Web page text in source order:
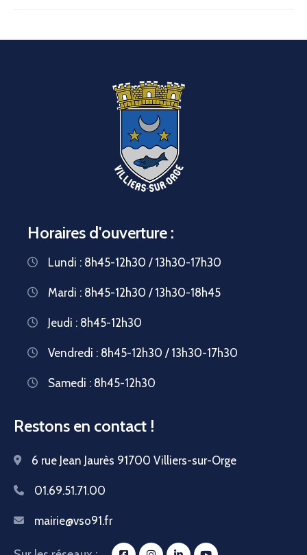
Horaires d'ouverture :
Lundi : 8h45-12h30 / 13h30-17h30
Mardi : 8h45-12h30 / 13h30-18h45
Jeudi : 8h45-12h30
Vendredi : 8h45-12h30 / 13h30-17h30
Samedi : 8h45-12h30
Restons en contact !
6 rue Jean Jaurès 91700 Villiers-sur-Orge
01.69.51.71.00
mairie@vso91.fr